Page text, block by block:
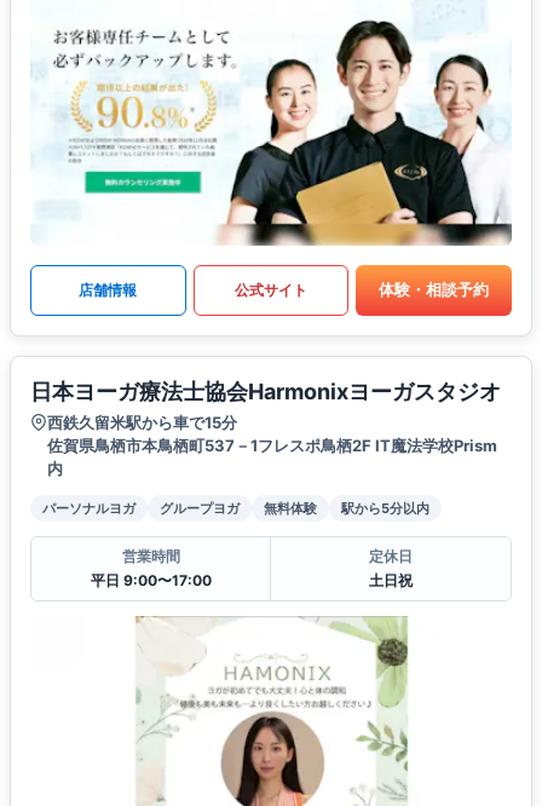
店舗情報 公式サイト 体験・相談予約
日本ヨーガ療法士協会Harmonixヨーガスタジオ
西鉄久留米駅から車で15分
佐賀県鳥栖市本鳥栖町537－1フレスポ鳥栖2F IT魔法学校Prism
内
パーソナルヨガ グループヨガ 無料体験 駅から5分以内
営業時間
平日 9:00〜17:00
定休日
土日祝